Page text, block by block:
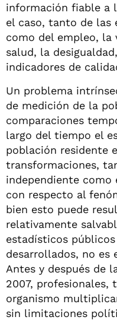
información fiable a
el caso, tanto de las
como del empleo, la
salud, la
indicadores de
Un problema
de medición de la
comparaciones
largo del tiempo el
población residente
transformaciones,
independiente
con respecto al
bien esto puede
relativamente
estadísticos
desarrollados, no es
Antes y después de
2007, profesionales,
organismo
sin limitaciones